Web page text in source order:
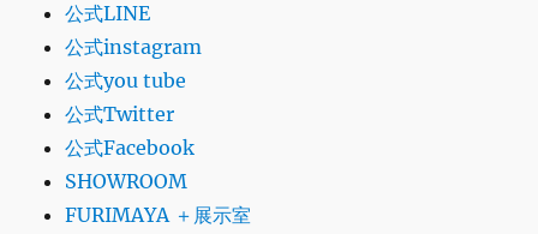
公式LINE
公式instagram
公式you tube
公式Twitter
公式Facebook
SHOWROOM
FURIMAYA ＋展示室